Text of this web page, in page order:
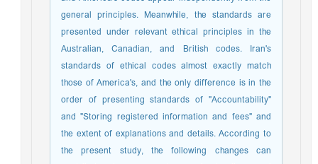
general principles. Meanwhile, the standards are
presented under relevant ethical principles in the
Australian, Canadian, and British codes. Iran's
standards of ethical codes almost exactly match
those of America's, and the only difference is in the
order of presenting standards of "Accountability"
and "Storing registered information and fees" and
the extent of explanations and details. According to
the present study, the following changes can